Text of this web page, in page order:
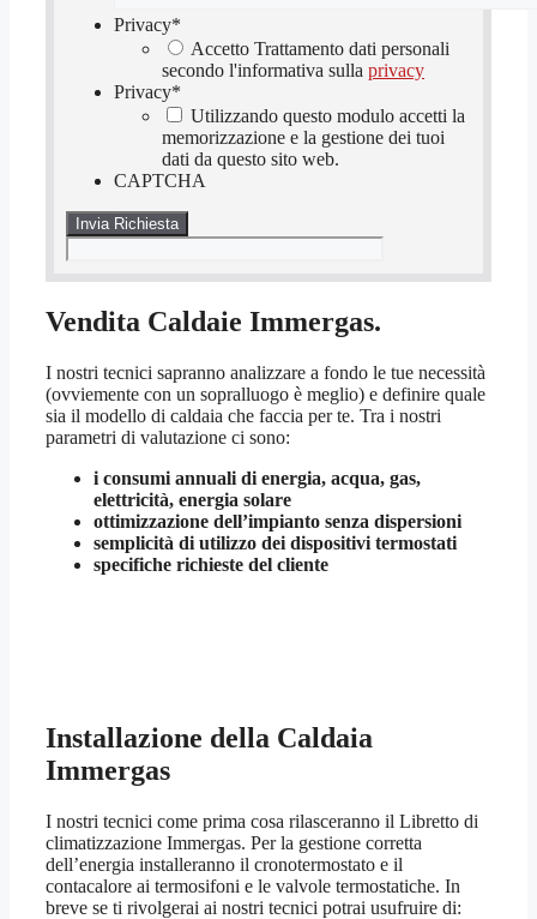
Privacy*
Accetto Trattamento dati personali
secondo l'informativa sulla privacy
Privacy*
Utilizzando questo modulo accetti la
memorizzazione e la gestione dei tuoi
dati da questo sito web.
CAPTCHA
Vendita Caldaie Immergas.
I nostri tecnici sapranno analizzare a fondo le tue necessità
(ovviemente con un sopralluogo è meglio) e definire quale
sia il modello di caldaia che faccia per te. Tra i nostri
parametri di valutazione ci sono:
i consumi annuali di energia, acqua, gas,
elettricità, energia solare
ottimizzazione dell’impianto senza dispersioni
semplicità di utilizzo dei dispositivi termostati
specifiche richieste del cliente
Installazione della Caldaia
Immergas
I nostri tecnici come prima cosa rilasceranno il Libretto di
climatizzazione Immergas. Per la gestione corretta
dell’energia installeranno il cronotermostato e il
contacalore ai termosifoni e le valvole termostatiche. In
breve se ti rivolgerai ai nostri tecnici potrai usufruire di: